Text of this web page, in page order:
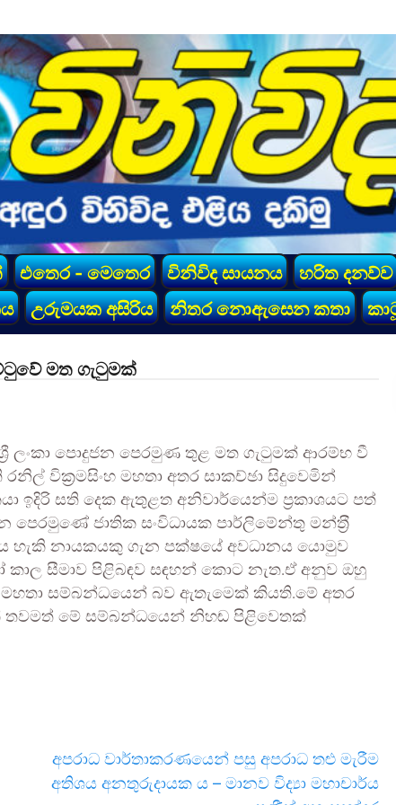
එතෙර - මෙතෙර විනිවිද සායනය හරිත දනව්ව
උරුමයක අසිරිය නිතර නොඇසෙන කතා
මත ගැටුමක්
ලංකා පොදුජන පෙරමුණ තුළ මත ගැටුමක් ආරම්භ වී
වික්‍රමසිංහ මහතා අතර සාකච්ඡා සිදුවෙමින්
ඉදිරි සති දෙක ඇතුළත අනිවාර්යෙන්ම ප්‍රකාශයට පත්
පෙරමුණේ ජාතික සංවිධායක පාර්ලිමේන්තු මන්ත‍්‍රී
හැකි නායකයකු ගැන පක්ෂයේ අවධානය යොමුව
සීමාව පිළිබඳව සඳහන් කොට නැත.ඒ අනුව ඔහු
මහතා සම්බන්ධයෙන් බව ඇතැමෙක් කියති.මේ අතර
තවමත් මේ සම්බන්ධයෙන් නිහඬ පිළිවෙතක්
අපරාධ වාර්තාකරණයෙන් පසු අපරාධ තළු මැරීම
අතිශය අනතුරුදායක ය – මානව විද්‍යා මහාචාර්ය